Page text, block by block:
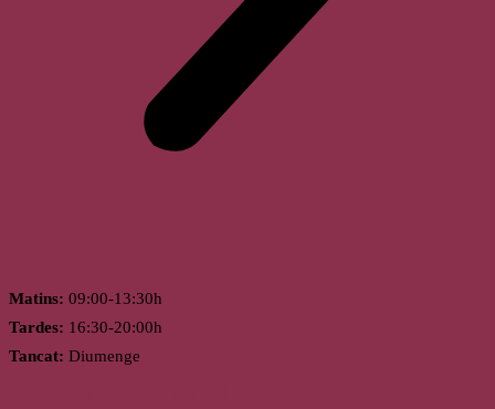
Matins: 09:00-13:30h
Tardes: 16:30-20:00h
Tancat: Diumenge